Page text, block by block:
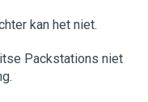
kan het niet.
Packstations niet